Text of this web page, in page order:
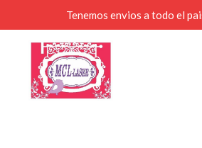
Tenemos envios a todo el